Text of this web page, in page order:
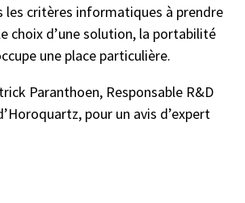
les critères informatiques à prendre
choix d’une solution, la portabilité
une place particulière.
Paranthoen, Responsable R&D
pour un avis d’expert